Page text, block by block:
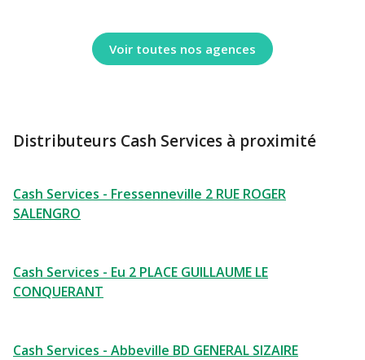
Voir toutes nos agences
Distributeurs Cash Services à proximité
Cash Services - Fressenneville 2 RUE ROGER
SALENGRO
Cash Services - Eu 2 PLACE GUILLAUME LE
CONQUERANT
Cash Services - Abbeville BD GENERAL SIZAIRE